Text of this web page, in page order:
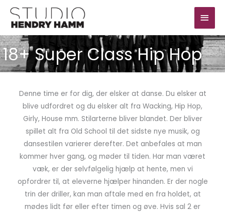
indholdet
18+ Super Class Hip Hop
Denne time er for dig, der elsker at danse. Du elsker at
blive udfordret og du elsker alt fra Wacking, Hip Hop,
Girly, House mm. Stilarterne bliver blandet. Der bliver
spillet alt fra Old School til det sidste nye musik, og
dansestilen varierer derefter. Det anbefales at man
kommer hver gang, og møder til tiden. Har man været
væk, er der selvfølgelig hjælp at hente, men vi
opfordrer til, at eleverne hjælper hinanden. Er der nogle
trin der driller, kan man aftale med en fra holdet, at
mødes lidt før eller efter timen og øve. Hvis sal 2 er